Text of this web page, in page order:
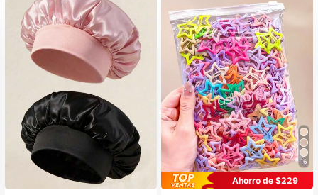
#1 Más vendidos
en Multicolor Gorros para el pelo para mujer
Establecido hace 1 año
16
Ahorro de $229